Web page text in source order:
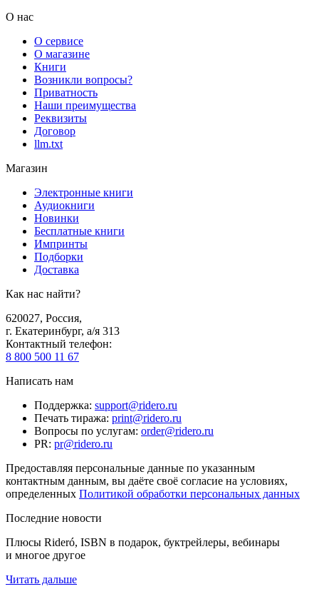
О нас
О сервисе
О магазине
Книги
Возникли вопросы?
Приватность
Наши преимущества
Реквизиты
Договор
llm.txt
Магазин
Электронные книги
Аудиокниги
Новинки
Бесплатные книги
Импринты
Подборки
Доставка
Как нас найти?
620027, Россия,
г. Екатеринбург, а/я 313
Контактный телефон:
8 800 500 11 67
Написать нам
Поддержка: support@ridero.ru
Печать тиража: print@ridero.ru
Вопросы по услугам: order@ridero.ru
PR: pr@ridero.ru
Предоставляя персональные данные по указанным
контактным данным, вы даёте своё согласие на условиях,
определенных Политикой обработки персональных данных
Последние новости
Плюсы Rideró, ISBN в подарок, буктрейлеры, вебинары
и многое другое
Читать дальше